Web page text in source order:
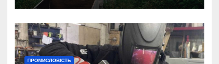
ПРОМИСЛОВІСТЬ